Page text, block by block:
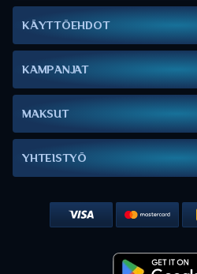
KÄYTTÖEHDOT
KAMPANJAT
MAKSUT
YHTEISTYÖ